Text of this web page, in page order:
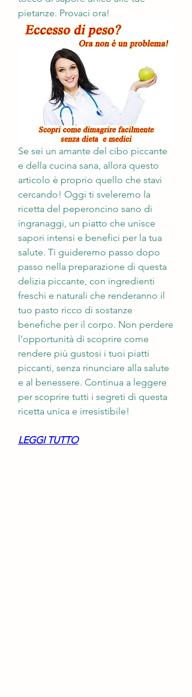
pietanze. Provaci ora!
Se sei un amante del cibo piccante
e della cucina sana, allora questo
articolo è proprio quello che stavi
cercando! Oggi ti sveleremo la
ricetta del peperoncino sano di
ingranaggi, un piatto che unisce
sapori intensi e benefici per la tua
salute. Ti guideremo passo dopo
passo nella preparazione di questa
delizia piccante, con ingredienti
freschi e naturali che renderanno il
tuo pasto ricco di sostanze
benefiche per il corpo. Non perdere
l'opportunità di scoprire come
rendere più gustosi i tuoi piatti
piccanti, senza rinunciare alla salute
e al benessere. Continua a leggere
per scoprire tutti i segreti di questa
ricetta unica e irresistibile!
LEGGI TUTTO